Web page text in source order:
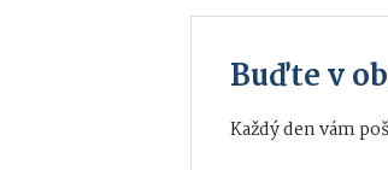
Buďte v
Každý den vám